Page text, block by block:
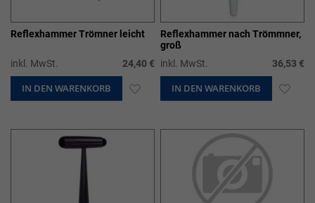
Reflexhammer Trömner leicht
inkl. MwSt. 24,40 €
IN DEN WARENKORB ZUR
Reflexhammer nach Trömmner,
groß
inkl. MwSt.
36,53 €
IN DEN WARENKORB ZUR